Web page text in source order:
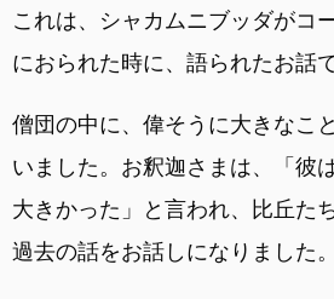
これは、シャカムニブッダがコ
におられた時に、語られたお話で
僧団の中に、偉そうに大きなこ
いました。お釈迦さまは、「彼
大きかった」と言われ、比丘た
過去の話をお話しになりました。